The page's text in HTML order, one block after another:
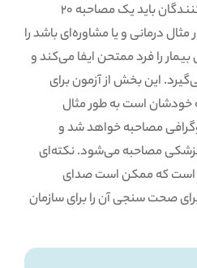
در این مرحله از آزمون شرکت‌کنندگان باید یک مصاحبه 20
درمانی و یا مشاوره‌ای باشد را
را فرد ممتحن ایفا می‌کند و
این بخش از آزمون برای
خودشان است به طور مثال
مصاحبه خواهد شد و
مصاحبه می‌شود. نکته‌ای
است که ممکن است صدای
صحت سنجی آن را برای سازمان